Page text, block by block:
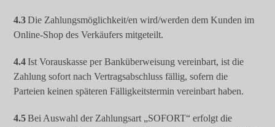
4.3Die Zahlungsmöglichkeit/en wird/werden dem Kunden im
Online-Shop des Verkäufers mitgeteilt.
4.4Ist Vorauskasse per Banküberweisung vereinbart, ist die
Zahlung sofort nach Vertragsabschluss fällig, sofern die
Parteien keinen späteren Fälligkeitstermin vereinbart haben.
4.5Bei Auswahl der Zahlungsart „SOFORT“ erfolgt die